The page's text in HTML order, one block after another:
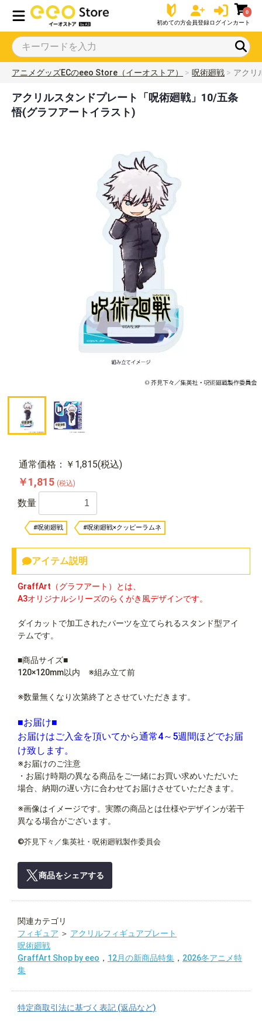
初めての方会員登録ログイン
0
カート
アニメグッズECのeeo Store（イーオストア） 呪術廻戦 アクリ
アクリルスタンドプレート「呪術廻戦」10/五条
悟(グラフアートイラスト)
通常価格：￥1,815(税込)
￥1,815 (税込)
数量
#呪術廻戦 #呪術廻戦×クッピーラムネ
アイテム説明
GraffArt（グラフアート）とは、
A3オリジナルシリーズのらくがき風デザインです。
ダイカットで加工されたパーツを立てられるスタンド型アイ
テムです。
■商品サイズ■
120×120mm以内 ※組み立て前
※数量無くなり次第終了とさせていただきます。
■お届け■
お届けはご入金を頂いてから通常4～5週間ほどでお届
け致します。
※お届けのご注意
・お届け時期の異なる商品をご一緒にお買い求めいただいた
場合、納期の遅い方に合わせてお届けさせていただきます。
※画像はイメージです。実際の商品とは仕様やデザインが若干
異なる場合がございます。
©芥見下々／集英社・呪術廻戦製作委員会
商品をシェアする
関連カテゴリ
フィギュア ＞ アクリルフィギュアプレート
呪術廻戦
GraffArt Shop by eeo ， 12月の新商品特集 ， 2026冬アニメ特
集
特定商取引法に基づく表記 (返品など)